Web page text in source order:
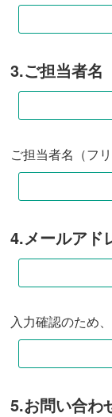
3.ご担当者名
ご担当者名（フリ
4.メールアド
入力確認のため
5.お問い合わ